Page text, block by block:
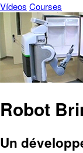
Vídeos Courses
Robot
Un